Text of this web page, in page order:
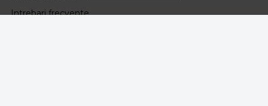
Intrebari frecvente